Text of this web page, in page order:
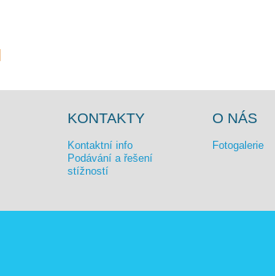
KONTAKTY
Kontaktní info
Podávání a řešení
stížností
O NÁS
Fotogalerie